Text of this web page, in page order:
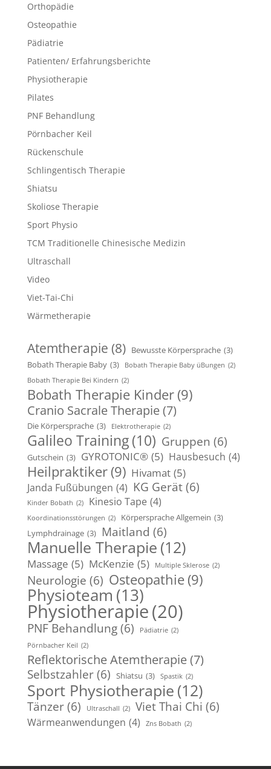
Orthopädie
Osteopathie
Pädiatrie
Patienten/ Erfahrungsberichte
Physiotherapie
Pilates
PNF Behandlung
Pörnbacher Keil
Rückenschule
Schlingentisch Therapie
Shiatsu
Skoliose Therapie
Sport Physio
TCM Traditionelle Chinesische Medizin
Ultraschall
Video
Viet-Tai-Chi
Wärmetherapie
Atemtherapie (8) Bewusste Körpersprache (3)
Bobath Therapie Baby (3) Bobath Therapie Baby üBungen (2)
Bobath Therapie Bei Kindern (2)
Bobath Therapie Kinder (9)
Cranio Sacrale Therapie(7)
Die Körpersprache (3) Elektrotherapie (2)
Galileo Training(10) Gruppen (6)
Gutschein (3) GYROTONIC® (5) Hausbesuch (4)
Heilpraktiker (9) Hivamat (5)
Janda Fußübungen (4) KG Gerät (6)
Kinder Bobath (2) Kinesio Tape (4)
Koordinationsstörungen (2) Körpersprache Allgemein (3)
Lymphdrainage (3) Maitland (6)
Manuelle Therapie (12)
Massage (5) McKenzie (5) Multiple Sklerose (2)
Neurologie (6) Osteopathie (9)
Physioteam (13)
Physiotherapie(20)
PNF Behandlung (6) Pädiatrie (2)
Pörnbacher Keil (2)
Reflektorische Atemtherapie(7)
Selbstzahler (6) Shiatsu (3) Spastik (2)
Sport Physiotherapie (12)
Tänzer (6) Ultraschall (2) Viet Thai Chi (6)
Wärmeanwendungen (4) Zns Bobath (2)